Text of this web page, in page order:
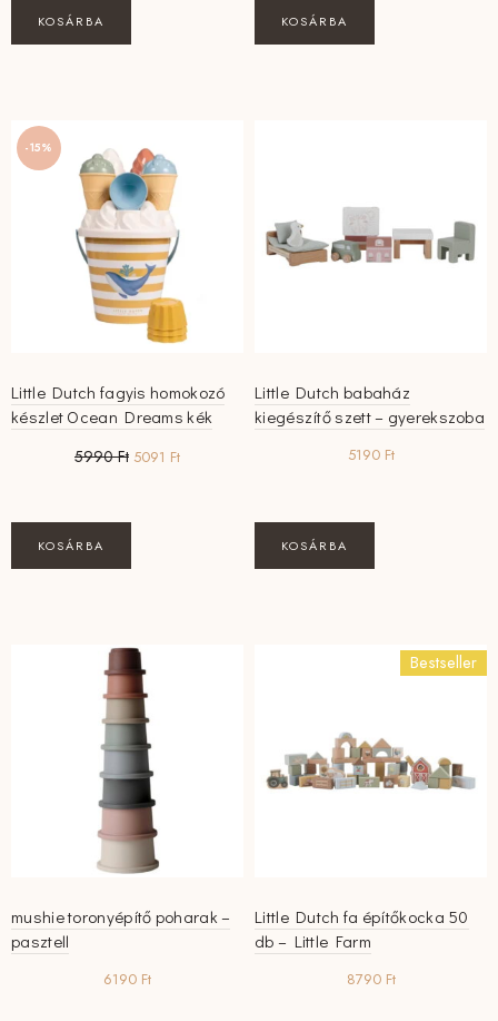
KOSÁRBA KOSÁRBA
-15%
Little Dutch fagyis homokozó
készlet Ocean Dreams kék
5990Ft Original
5091 FtCurrent
KOSÁRBA
Little Dutch babaház
kiegészítő szett – gyerekszoba
5190 Ft
KOSÁRBA
mushie toronyépítő poharak –
pasztell
6190 Ft
Bestseller
Little Dutch fa építőkocka 50
db – Little Farm
8790 Ft